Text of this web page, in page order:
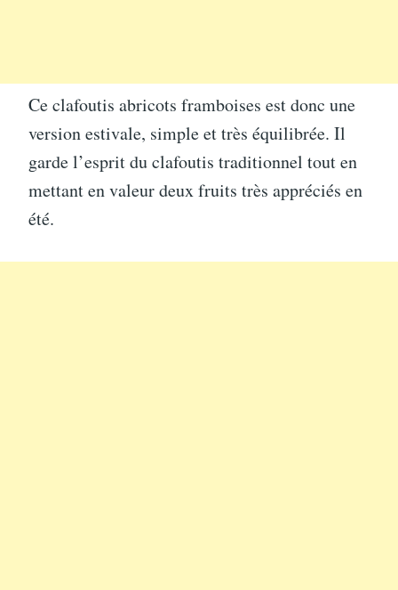
Ce clafoutis abricots framboises est donc une
version estivale, simple et très équilibrée. Il
garde l’esprit du clafoutis traditionnel tout en
mettant en valeur deux fruits très appréciés en
été.